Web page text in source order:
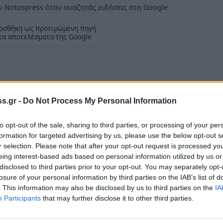
- Do Not Process My Personal Information
opt-out of the sale, sharing to third parties, or processing of your
for targeted advertising by us, please use the below opt-out
selection. Please note that after your opt-out request is processed
interest-based ads based on personal information utilized by us
to third parties prior to your opt-out. You may separately
of your personal information by third parties on the IAB’s list of
This information may also be disclosed by us to third parties on the
Participants that may further disclose it to other third parties.
όταν αναζητάς ειδήσεις στη Google
ως προτιμώμενη πηγή
αποτελέσματα της Google
και Δήμητρα Καρακώστα, την
Μαρίνας Δαιμονιάς στην περιοχή
Ανάδοχοι ήταν οι Ελεάνα και Λίνα
το όνομα Γεώργιος.
γονείς να τους ζήσει το νέο μέλος της
χαρά και ευτυχία στη μελλοντική του ζωή.